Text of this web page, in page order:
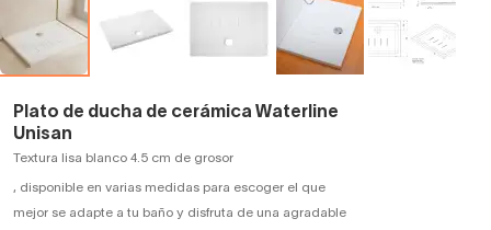
Plato de ducha de cerámica Waterline
Unisan
Textura lisa blanco 4.5 cm de grosor
, disponible en varias medidas para escoger el que
mejor se adapte a tu baño y disfruta de una agradable